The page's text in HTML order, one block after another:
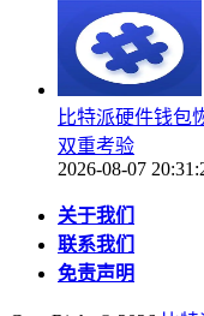
比特派硬件钱包
双重考验
2026-08-07
关于我们
联系我们
免责声明